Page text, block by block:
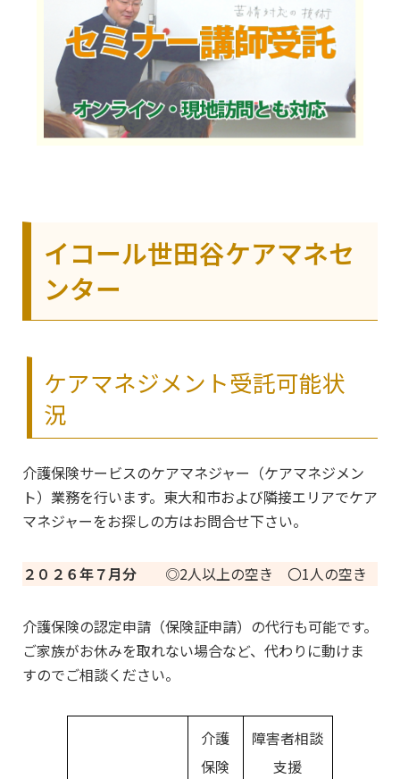
イコール世田谷ケアマネセ
ンター
ケアマネジメント受託可能状
況
介護保険サービスのケアマネジャー（ケアマネジメン
ト）業務を行います。東大和市および隣接エリアでケア
マネジャーをお探しの方はお問合せ下さい。
２０２６年７月分◎2人以上の空き 〇1人の空き
介護保険の認定申請（保険証申請）の代行も可能です。
ご家族がお休みを取れない場合など、代わりに動けま
すのでご相談ください。
介護
保険
障害者相談
支援